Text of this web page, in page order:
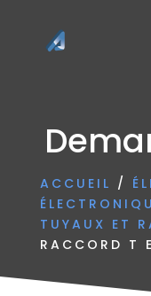
ACCUEIL /
TUYAUX ET
RACCORD T